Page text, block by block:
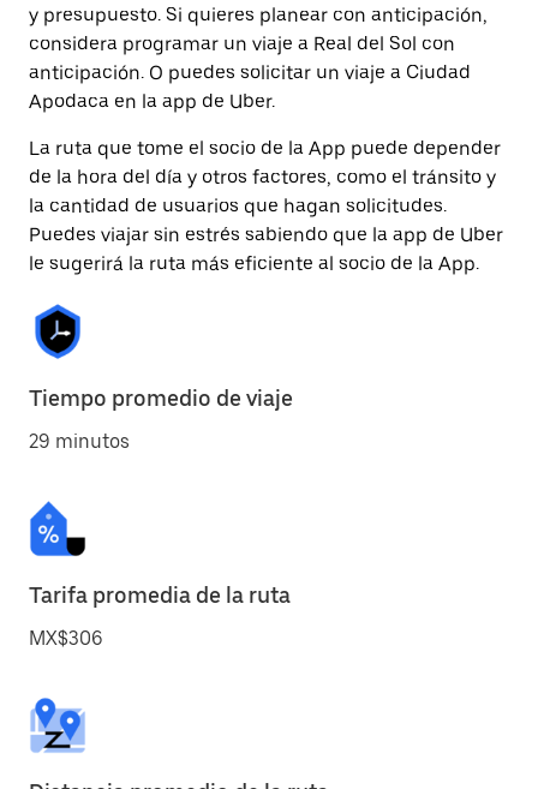
y presupuesto. Si quieres planear con anticipación,
considera programar un viaje a Real del Sol con
anticipación. O puedes solicitar un viaje a Ciudad
Apodaca en la app de Uber.
La ruta que tome el socio de la App puede depender
de la hora del día y otros factores, como el tránsito y
la cantidad de usuarios que hagan solicitudes.
Puedes viajar sin estrés sabiendo que la app de Uber
le sugerirá la ruta más eficiente al socio de la App.
Tiempo promedio de viaje
29 minutos
Tarifa promedia de la ruta
MX$306